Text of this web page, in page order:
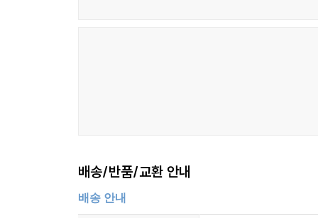
나게 다정한 맛이다. 다정함이 세상을 구한다는 말
그의 시선이 까칠하다고 느낀 건 완전히 오역
배송/반품/교환 안내
배송 안내